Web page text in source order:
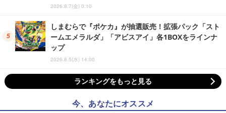
2026.8.7(金) 0:10
しまむらで『ポケカ』が抽選販売！拡張パック「スト
ームエメラルダ」「アビスアイ」各1BOXをラインナ
ップ
2026.8.5(水) 14:00
ランキングをもっと見る
今、あなたにオススメ